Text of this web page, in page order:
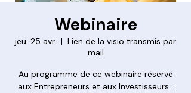
Webinaire
jeu. 25 avr.
  |
Lien de la visio transmis par
mail
Au programme de ce webinaire réservé
aux Entrepreneurs et aux Investisseurs :